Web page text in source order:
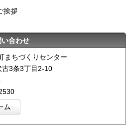
挨拶
合わせ
まちづくりセンター
3条3丁目2-10